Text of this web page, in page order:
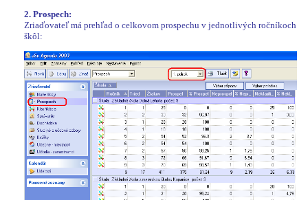
2. Prospech:
Zriaďovateľ má prehľad o celkovom prospechu v jednotlivých ročníkoch
škôl: